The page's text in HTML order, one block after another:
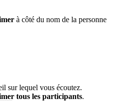
à côté du nom de la personne
sur lequel vous écoutez.
tous les participants.